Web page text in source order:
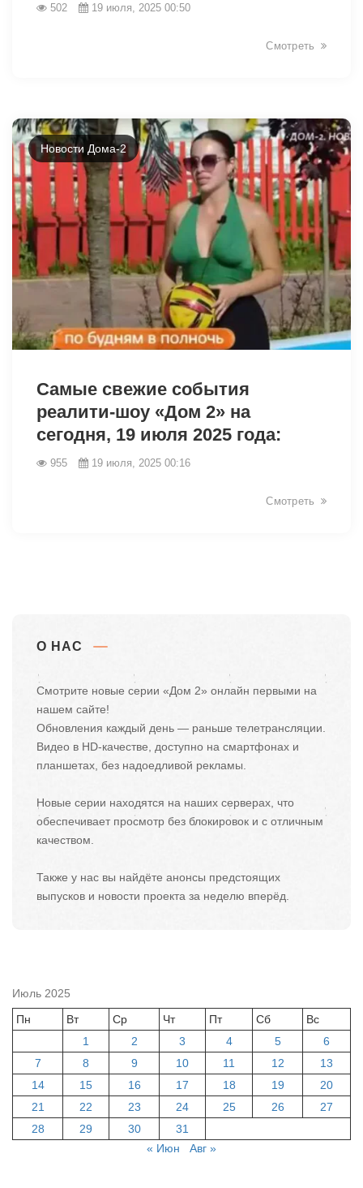
502 19 июля, 2025 00:50
Смотреть
Новости Дома-2
Самые свежие события
реалити-шоу «Дом 2» на
сегодня, 19 июля 2025 года:
955 19 июля, 2025 00:16
Смотреть
О НАС
Смотрите новые серии «Дом 2» онлайн первыми на
нашем сайте!
Обновления каждый день — раньше телетрансляции.
Видео в HD-качестве, доступно на смартфонах и
планшетах, без надоедливой рекламы.
Новые серии находятся на наших серверах, что
обеспечивает просмотр без блокировок и с отличным
качеством.
Также у нас вы найдёте анонсы предстоящих
выпусков и новости проекта за неделю вперёд.
Июль 2025
Пн
Вт Ср Чт Пт Сб
Вс
1
2 3 4 5
6
7
8 9 10 11 12
13
14
15 16 17 18 19
20
21
22 23 24 25 26
27
28
29 30
31
« Июн
Авг »